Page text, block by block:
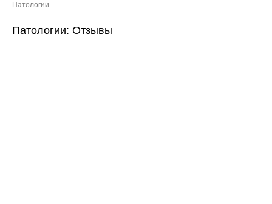
Патологии
Патологии: Отзывы